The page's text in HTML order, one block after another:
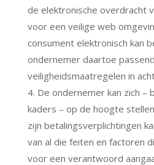
de elektronische overdracht
voor een veilige web
consument elektronisch kan
ondernemer daartoe
veiligheidsmaatregelen in
4. De ondernemer kan zich –
kaders – op de hoogte
zijn betalingsverplichtingen
van al die feiten en factoren
voor een verantwoord